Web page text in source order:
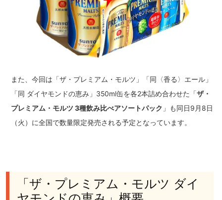
また、今回は「ザ・プレミアム・モルツ」「同〈香る〉エール」
「同 ダイヤモンドの恵み」350ml缶を各2本詰め合わせた「ザ・
プレミアム・モルツ 3種飲み比べアソートパック 」も同日9月8日
（火）に全国で数量限定発売される予定となっています。
「ザ・プレミアム・モルツ ダイ